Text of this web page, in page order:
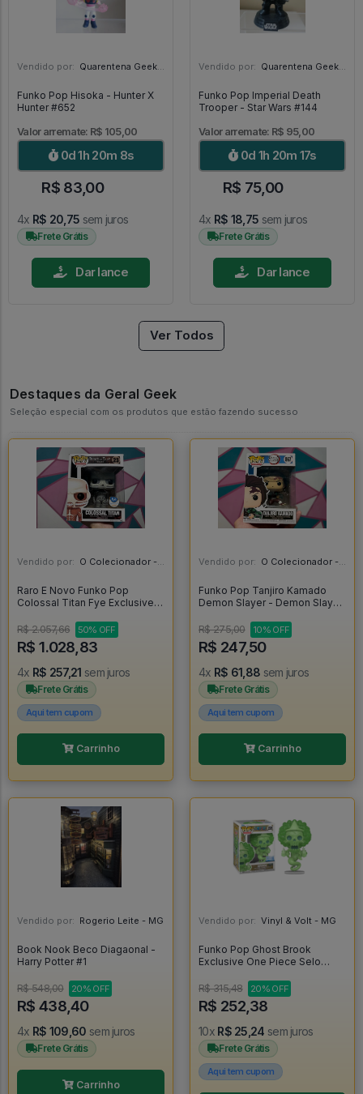
Vendido por: Quarentena Geek Store - SP
Funko Pop Hisoka - Hunter X
Hunter #652
Valor arremate: R$ 105,00
0d 1h 20m 6s
R$ 83,00
4x R$ 20,75 sem juros
Frete Grátis
Dar lance
Vendido por: Quarentena Geek Store - SP
Funko Pop Imperial Death
Trooper - Star Wars #144
Valor arremate: R$ 95,00
0d 1h 20m 15s
R$ 75,00
4x R$ 18,75 sem juros
Frete Grátis
Dar lance
Ver Todos
Destaques da Geral Geek
Seleção especial com os produtos que estão fazendo sucesso
Vendido por: O Colecionador - SP
Raro E Novo Funko Pop
Colossal Titan Fye Exclusive -
R$ 2.057,66
50% OFF
R$ 1.028,83
4x R$ 257,21 sem juros
Frete Grátis
Aqui tem cupom
Carrinho
Vendido por: O Colecionador - SP
Funko Pop Tanjiro Kamado
Demon Slayer - Demon Slayer
R$ 275,00
10% OFF
R$ 247,50
4x R$ 61,88 sem juros
Frete Grátis
Aqui tem cupom
Carrinho
Vendido por: Rogerio Leite - MG
Book Nook Beco Diagaonal -
Harry Potter #1
R$ 548,00 20% OFF
R$ 438,40
4x R$ 109,60 sem juros
Frete Grátis
Carrinho
Vendido por: Vinyl & Volt - MG
Funko Pop Ghost Brook
Exclusive One Piece Selo
- One Piece #2325
R$ 315,48 20% OFF
R$ 252,38
10x R$ 25,24 sem juros
Frete Grátis
Aqui tem cupom